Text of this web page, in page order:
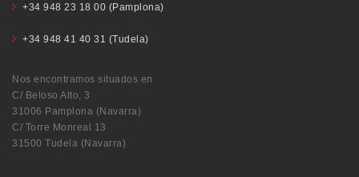
+34 948 23 18 00 (Pamplona)
+34 948 41 40 31 (Tudela)
Nos encontramos situados en
C/ Beloso Alto, 3
31006 Pamplona (Navarra)
C/ Torre Monreal 13
31500 Tudela (Navarra)